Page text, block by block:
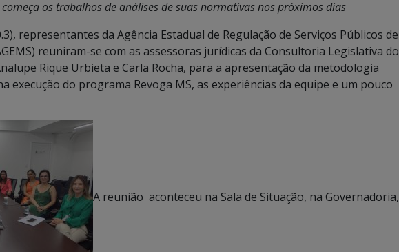
começa os trabalhos de análises de suas normativas nos próximos dias
representantes da Agência Estadual de Regulação de Serviços Públicos de
reuniram-se com as assessoras jurídicas da Consultoria Legislativa do
Rique Urbieta e Carla Rocha, para a apresentação da metodologia
execução do programa Revoga MS, as experiências da equipe e um pouco
A reunião aconteceu na Sala de Situação, na Governadoria,